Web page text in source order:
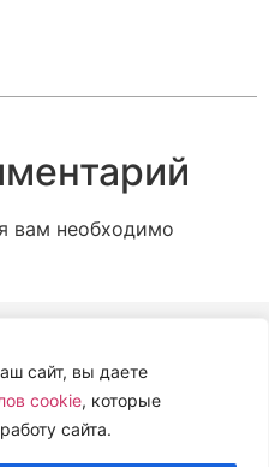
сайт, вы даете
cookie, которые
сайта.
вам необходимо
ОРГАНИЗАЦИЯ
ИММУНОЛОГИИ И
(ЦВЕТИ)